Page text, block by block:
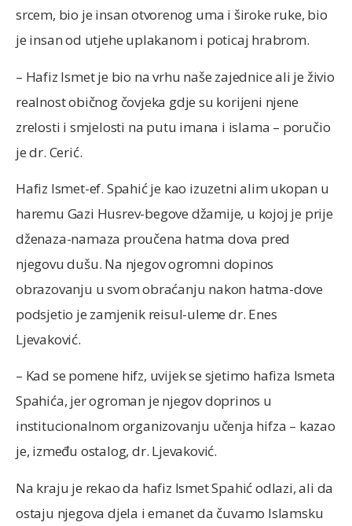
srcem, bio je insan otvorenog uma i široke ruke, bio
je insan od utjehe uplakanom i poticaj hrabrom.
– Hafiz Ismet je bio na vrhu naše zajednice ali je živio
realnost običnog čovjeka gdje su korijeni njene
zrelosti i smjelosti na putu imana i islama – poručio
je dr. Cerić.
Hafiz Ismet-ef. Spahić je kao izuzetni alim ukopan u
haremu Gazi Husrev-begove džamije, u kojoj je prije
dženaza-namaza proučena hatma dova pred
njegovu dušu. Na njegov ogromni dopinos
obrazovanju u svom obraćanju nakon hatma-dove
podsjetio je zamjenik reisul-uleme dr. Enes
Ljevaković.
– Kad se pomene hifz, uvijek se sjetimo hafiza Ismeta
Spahića, jer ogroman je njegov doprinos u
institucionalnom organizovanju učenja hifza – kazao
je, između ostalog, dr. Ljevaković.
Na kraju je rekao da hafiz Ismet Spahić odlazi, ali da
ostaju njegova djela i emanet da čuvamo Islamsku